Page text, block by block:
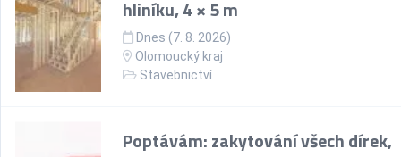
hliníku, 4 × 5 m
Dnes (7. 8. 2026)
Olomoucký kraj
Stavebnictví
Poptávám: zakytování všech dírek,